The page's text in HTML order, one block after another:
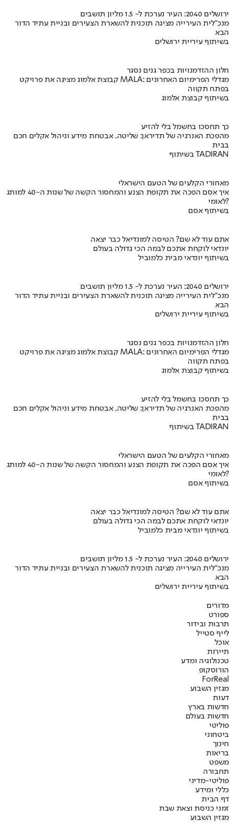
ירושלים 2040: העיר נערכת ל- 1.5 מליון תושבים
מנכ"לית העירייה מציגה תוכנית להשארת הצעירים ובניית עתיד הדור
הבא
בשיתוף עיריית ירושלים
חלון ההזדמנויות בכפר גנים נסגר
קבוצת אלמוג מציגה את פרויקט MALA: מגדלי הפרימיום האחרונים
בפתח תקווה
בשיתוף קבוצת אלמוג
כך תחסכו בחשמל בלי להזיע
מהפכת האנרגיה של תדיראן: שליטה, אבטחת מידע וניהול אקלים חכם
בבית
בשיתוף TADIRAN
מאחורי הקלעים של הטעם הישראלי
איך אסם הפכה את תקופת הצנע והמחסור הקשה של שנות ה-40 למותג
לאומי?
בשיתוף אסם
אתם עוד לא שם? הטיסה למונדיאל כבר יצאה
יונדאי לוקחת אתכם לבמה הכי גדולה בעולם
בשיתוף יונדאי מבית כלמוביל
ירושלים 2040: העיר נערכת ל- 1.5 מליון תושבים
מנכ"לית העירייה מציגה תוכנית להשארת הצעירים ובניית עתיד הדור
הבא
בשיתוף עיריית ירושלים
חלון ההזדמנויות בכפר גנים נסגר
קבוצת אלמוג מציגה את פרויקט MALA: מגדלי הפרימיום האחרונים
בפתח תקווה
בשיתוף קבוצת אלמוג
כך תחסכו בחשמל בלי להזיע
מהפכת האנרגיה של תדיראן: שליטה, אבטחת מידע וניהול אקלים חכם
בבית
בשיתוף TADIRAN
מאחורי הקלעים של הטעם הישראלי
איך אסם הפכה את תקופת הצנע והמחסור הקשה של שנות ה-40 למותג
לאומי?
בשיתוף אסם
אתם עוד לא שם? הטיסה למונדיאל כבר יצאה
יונדאי לוקחת אתכם לבמה הכי גדולה בעולם
בשיתוף יונדאי מבית כלמוביל
ירושלים 2040: העיר נערכת ל- 1.5 מליון תושבים
מנכ"לית העירייה מציגה תוכנית להשארת הצעירים ובניית עתיד הדור
הבא
בשיתוף עיריית ירושלים
מדורים
ספורט
תרבות ובידור
לייף סטייל
אוכל
תיירות
טכנולוגיה ומדע
הורוסקופ
ForReal
מגזין השבוע
דעות
חדשות בארץ
חדשות בעולם
פוליטי
ביטחוני
חינוך
בריאות
משפט
תחבורה
פוליטי-מדיני
כללי ומידע
דף הבית
זמני כניסת וצאת שבת
מגזין השבוע